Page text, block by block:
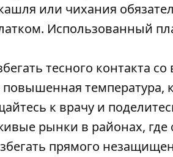
или чихания
Использованный
тесного контакта
повышенная
к врачу и
рынки в районах, где
прямого